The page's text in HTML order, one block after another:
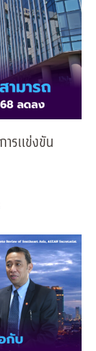
ารแข่งขัน